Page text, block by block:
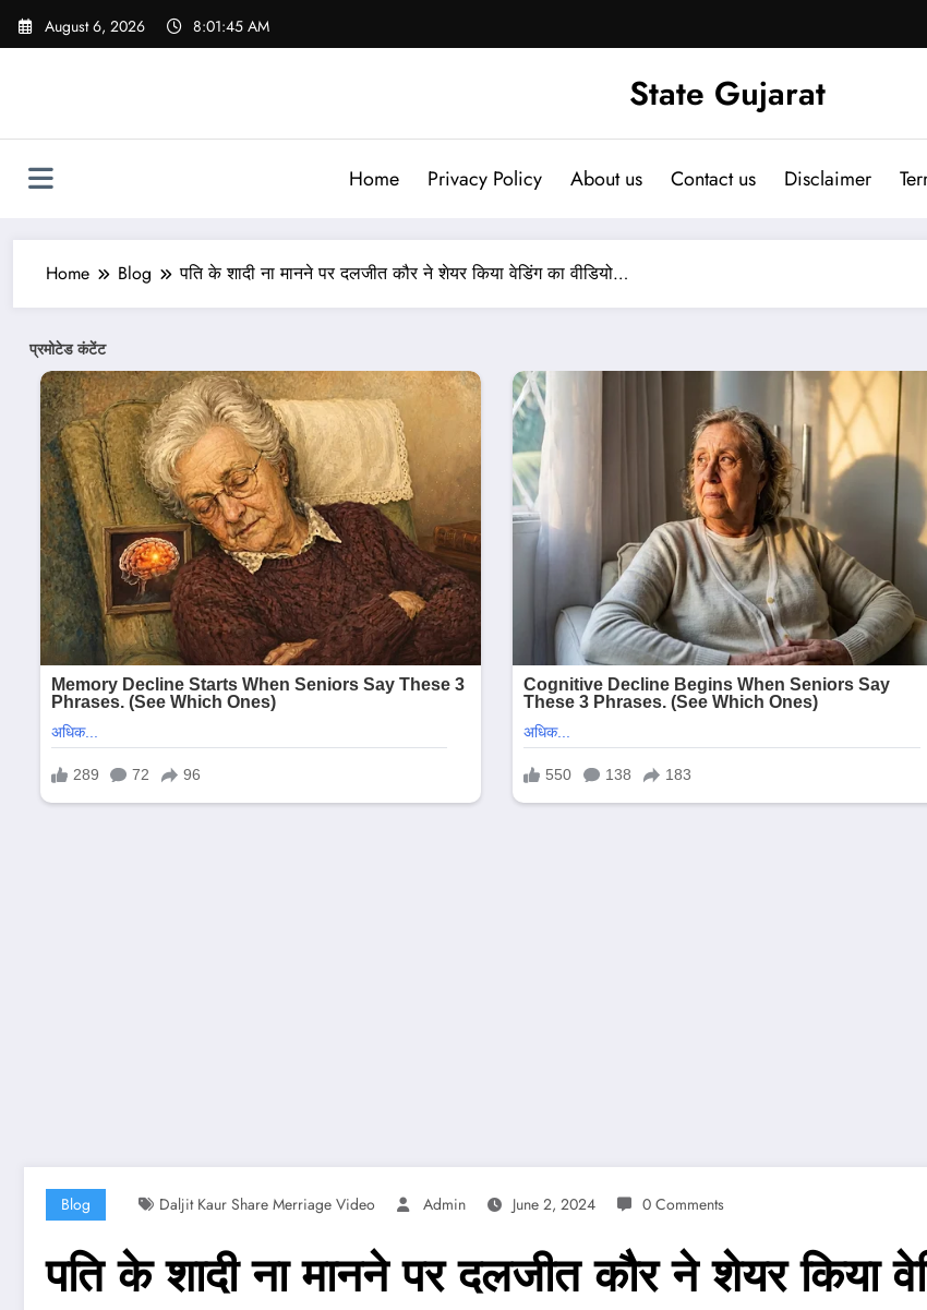
Skip
August 6, 2026 8:01:47 AM
State Gujarat
Home Privacy Policy About us Contact us Disclaimer
Home Blog पति के शादी ना मानने पर दलजीत कौर ने शेयर किया वेडिंग का वीडियो…
Blog Daljit Kaur Share Merriage Video Admin June 2, 2024 0 Comments
पति के शादी ना मानने पर दलजीत कौर ने शेयर किया